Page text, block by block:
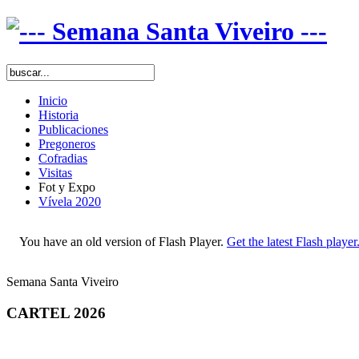
Inicio
Historia
Publicaciones
Pregoneros
Cofradias
Visitas
Fot y Expo
Vívela 2020
You have an old version of Flash Player. Get the latest Flash player.
Semana Santa Viveiro
CARTEL 2026